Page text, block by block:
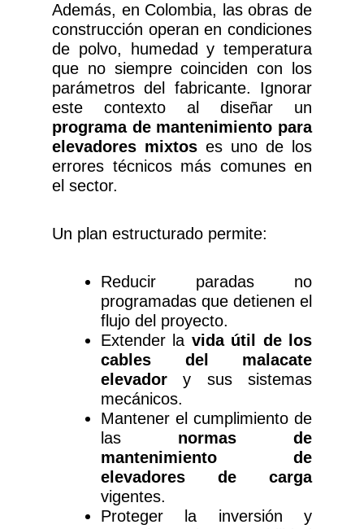
Además, en Colombia, las obras de
construcción operan en condiciones
de polvo, humedad y temperatura
que no siempre coinciden con los
parámetros del fabricante. Ignorar
este contexto al diseñar un
programa de mantenimiento para
elevadores mixtos es uno de los
errores técnicos más comunes en
el sector.
Un plan estructurado permite:
Reducir paradas no
programadas que detienen el
flujo del proyecto.
Extender la vida útil de los
cables del malacate
elevador y sus sistemas
mecánicos.
Mantener el cumplimiento de
las normas de
mantenimiento de
elevadores de carga
vigentes.
Proteger la inversión y